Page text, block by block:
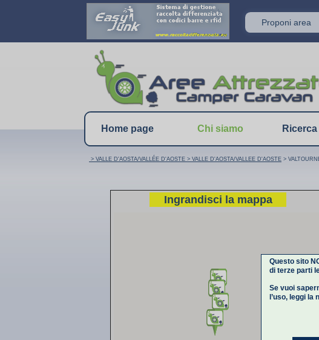
Proponi area
Home page Chi siamo
Ingrandisci la mappa
> VALLE D'AOSTA/VALLÉE D'AOSTE > VALLE D'AOSTA/VALLEE D'AOSTE >
Questo sito
di terze parti
Se vuoi
l’uso,leggi la